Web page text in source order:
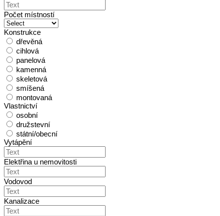
Počet místností
Konstrukce
dřevěná
cihlová
panelová
kamenná
skeletová
smíšená
montovaná
Vlastnictví
osobní
družstevní
státní/obecní
Vytápění
Elektřina u nemovitosti
Vodovod
Kanalizace